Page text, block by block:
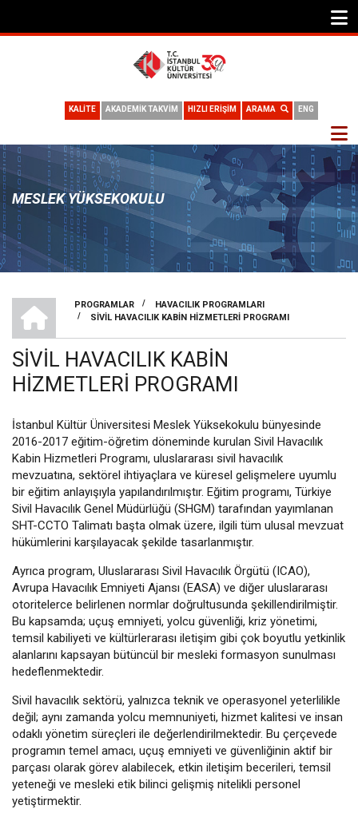
ENG
ARAMA
HIZLI ERİŞİM
AKADEMİK TAKVİM
KALİTE
MESLEK YÜKSEKOKULU
SAYFA
YOLU
MESLEK YÜKSEKOKULU
PROGRAMLAR / HAVACILIK PROGRAMLARI
/ SIVIL HAVACILIK KABIN HIZMETLERI PROGRAMI
SIVIL HAVACILIK KABIN
HIZMETLERI PROGRAMI
İstanbul Kültür Üniversitesi Meslek Yüksekokulu bünyesinde
2016-2017 eğitim-öğretim döneminde kurulan Sivil Havacılık
Kabin Hizmetleri Programı, uluslararası sivil havacılık
mevzuatına, sektörel ihtiyaçlara ve küresel gelişmelere uyumlu
bir eğitim anlayışıyla yapılandırılmıştır. Eğitim programı, Türkiye
Sivil Havacılık Genel Müdürlüğü (SHGM) tarafından yayımlanan
SHT-CCTO Talimatı başta olmak üzere, ilgili tüm ulusal mevzuat
hükümlerini karşılayacak şekilde tasarlanmıştır.
Ayrıca program, Uluslararası Sivil Havacılık Örgütü (ICAO),
Avrupa Havacılık Emniyeti Ajansı (EASA) ve diğer uluslararası
otoritelerce belirlenen normlar doğrultusunda şekillendirilmiştir.
Bu kapsamda; uçuş emniyeti, yolcu güvenliği, kriz yönetimi,
temsil kabiliyeti ve kültürlerarası iletişim gibi çok boyutlu yetkinlik
alanlarını kapsayan bütüncül bir mesleki formasyon sunulması
hedeflenmektedir.
Sivil havacılık sektörü, yalnızca teknik ve operasyonel yeterlilikle
değil; aynı zamanda yolcu memnuniyeti, hizmet kalitesi ve insan
odaklı yönetim süreçleri ile değerlendirilmektedir. Bu çerçevede
programın temel amacı, uçuş emniyeti ve güvenliğinin aktif bir
parçası olarak görev alabilecek, etkin iletişim becerileri, temsil
yeteneği ve mesleki etik bilinci gelişmiş nitelikli personel
yetiştirmektir.